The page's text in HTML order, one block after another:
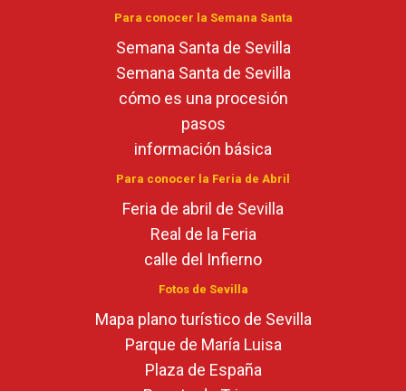
Para conocer la Semana Santa
Semana Santa de Sevilla
Semana Santa de Sevilla
cómo es una procesión
pasos
información básica
Para conocer la Feria de Abril
Feria de abril de Sevilla
Real de la Feria
calle del Infierno
Fotos de Sevilla
Mapa plano turístico de Sevilla
Parque de María Luisa
Plaza de España